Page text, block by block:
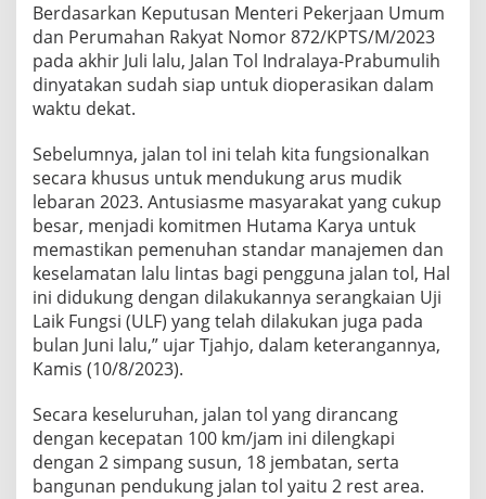
Berdasarkan Keputusan Menteri Pekerjaan Umum
dan Perumahan Rakyat Nomor 872/KPTS/M/2023
pada akhir Juli lalu, Jalan Tol Indralaya-Prabumulih
dinyatakan sudah siap untuk dioperasikan dalam
waktu dekat.
Sebelumnya, jalan tol ini telah kita fungsionalkan
secara khusus untuk mendukung arus mudik
lebaran 2023. Antusiasme masyarakat yang cukup
besar, menjadi komitmen Hutama Karya untuk
memastikan pemenuhan standar manajemen dan
keselamatan lalu lintas bagi pengguna jalan tol, Hal
ini didukung dengan dilakukannya serangkaian Uji
Laik Fungsi (ULF) yang telah dilakukan juga pada
bulan Juni lalu,” ujar Tjahjo, dalam keterangannya,
Kamis (10/8/2023).
Secara keseluruhan, jalan tol yang dirancang
dengan kecepatan 100 km/jam ini dilengkapi
dengan 2 simpang susun, 18 jembatan, serta
bangunan pendukung jalan tol yaitu 2 rest area.